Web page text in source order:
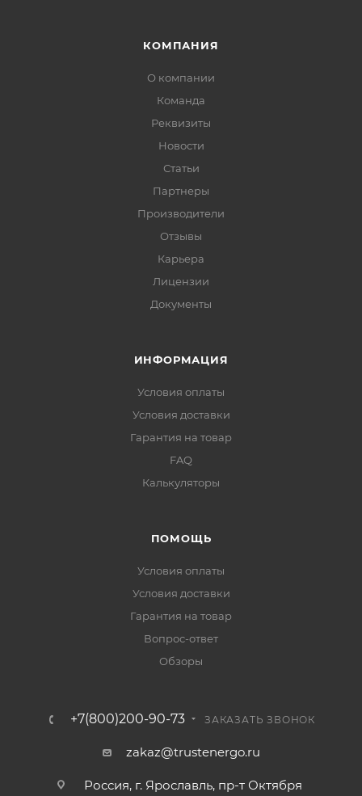
КОМПАНИЯ
О компании
Команда
Реквизиты
Новости
Статьи
Партнеры
Производители
Отзывы
Карьера
Лицензии
Документы
ИНФОРМАЦИЯ
Условия оплаты
Условия доставки
Гарантия на товар
FAQ
Калькуляторы
ПОМОЩЬ
Условия оплаты
Условия доставки
Гарантия на товар
Вопрос-ответ
Обзоры
+7(800)200-90-73 ЗАКАЗАТЬ ЗВОНОК
zakaz@trustenergo.ru
Россия, г. Ярославль, пр-т Октября